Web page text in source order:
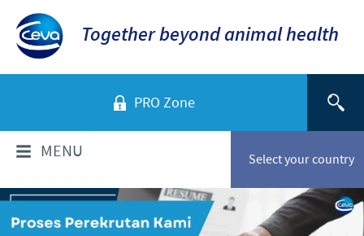
Together beyond animal health
PRO Zone
Select your country
MENU
TENTANG KAMI